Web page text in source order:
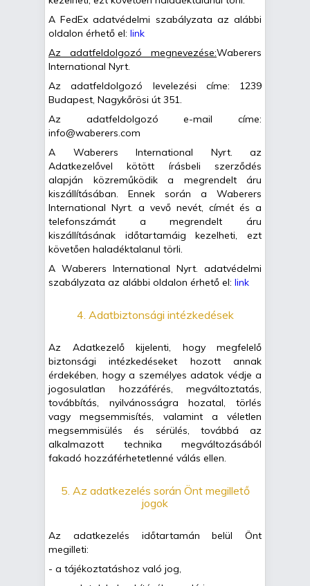
A FedEx adatvédelmi szabályzata az alábbi
oldalon érhető el: link
Az adatfeldolgozó megnevezése:Waberers
International Nyrt.
Az adatfeldolgozó levelezési címe: 1239
Budapest, Nagykőrösi út 351.
Az adatfeldolgozó e-mail címe:
info@waberers.com
A Waberers International Nyrt. az
Adatkezelővel kötött írásbeli szerződés
alapján közreműködik a megrendelt áru
kiszállításában. Ennek során a Waberers
International Nyrt. a vevő nevét, címét és a
telefonszámát a megrendelt áru
kiszállításának időtartamáig kezelheti, ezt
követően haladéktalanul törli.
A Waberers International Nyrt. adatvédelmi
szabályzata az alábbi oldalon érhető el: link
4. Adatbiztonsági intézkedések
Az Adatkezelő kijelenti, hogy megfelelő
biztonsági intézkedéseket hozott annak
érdekében, hogy a személyes adatok védje a
jogosulatlan hozzáférés, megváltoztatás,
továbbítás, nyilvánosságra hozatal, törlés
vagy megsemmisítés, valamint a véletlen
megsemmisülés és sérülés, továbbá az
alkalmazott technika megváltozásából
fakadó hozzáférhetetlenné válás ellen.
5. Az adatkezelés során Önt megillető
jogok
Az adatkezelés időtartamán belül Önt
megilleti:
- a tájékoztatáshoz való jog,